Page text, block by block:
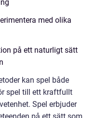
med olika
på ett naturligt sätt
kan spel både
spel till ett kraftfullt
Spel erbjuder